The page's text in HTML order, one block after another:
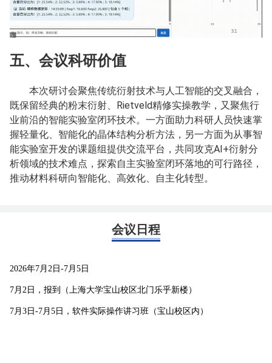
五、会议科研价值
本次研讨会聚焦传统衍射技术与人工智能的交叉融合，
既保留经典的粉末衍射、Rietveld精修实操教学，又聚焦行
业前沿的智能实验室闭环技术。一方面助力科研人员快速掌
握轻量化、智能化的晶体结构分析方法，另一方面为从事智
能实验室开发的课题组提供交流平台，共同攻克AI+衍射分
析领域的技术难点，探索自主实验室闭环落地的可行路径，
推动材料科研向智能化、高效化、自主化转型。
会议日程
2026年7月2日-7月5日
7月2日，报到（上海大学宝山校区北门乐乎新楼）
7月3日-7月5日，软件实际操作讲习班（宝山校区内）